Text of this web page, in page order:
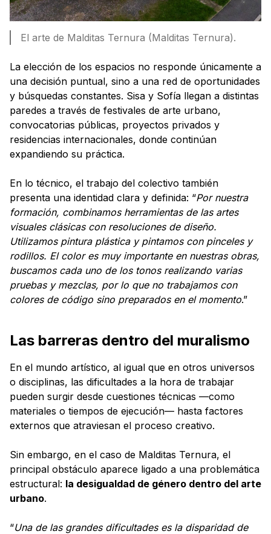
El arte de Malditas Ternura (Malditas Ternura).
La elección de los espacios no responde únicamente a
una decisión puntual, sino a una red de oportunidades
y búsquedas constantes. Sisa y Sofía llegan a distintas
paredes a través de festivales de arte urbano,
convocatorias públicas, proyectos privados y
residencias internacionales, donde continúan
expandiendo su práctica.
En lo técnico, el trabajo del colectivo también
presenta una identidad clara y definida: “Por nuestra
formación, combinamos herramientas de las artes
visuales clásicas con resoluciones de diseño.
Utilizamos pintura plástica y pintamos con pinceles y
rodillos. El color es muy importante en nuestras obras,
buscamos cada uno de los tonos realizando varias
pruebas y mezclas, por lo que no trabajamos con
colores de código sino preparados en el momento.”
Las barreras dentro del muralismo
En el mundo artístico, al igual que en otros universos
o disciplinas, las dificultades a la hora de trabajar
pueden surgir desde cuestiones técnicas —como
materiales o tiempos de ejecución— hasta factores
externos que atraviesan el proceso creativo.
Sin embargo, en el caso de Malditas Ternura, el
principal obstáculo aparece ligado a una problemática
estructural: la desigualdad de género dentro del arte
urbano.
“Una de las grandes dificultades es la disparidad de